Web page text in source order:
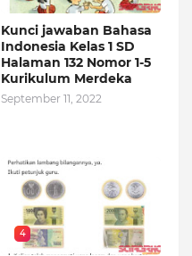
Kunci jawaban Bahasa
Indonesia Kelas 1 SD
Halaman 132 Nomor 1-5
Kurikulum Merdeka
September 11, 2022
4